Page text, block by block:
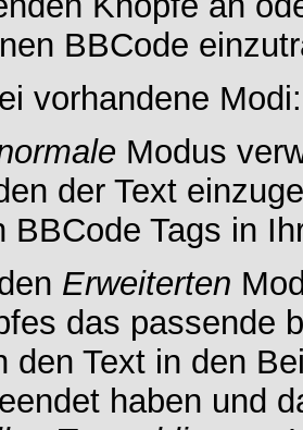
BBCode
vorhandene
Modus
der Text
BBCode Tags in
Erweiterten
das passende
den Text in den
haben und